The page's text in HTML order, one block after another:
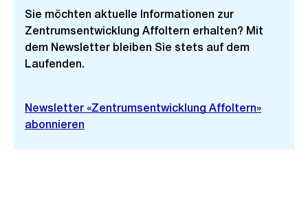
Sie möchten aktuelle Informationen zur
Zentrumsentwicklung Affoltern erhalten? Mit
dem Newsletter bleiben Sie stets auf dem
Laufenden.
Newsletter «Zentrumsentwicklung Affoltern»
abonnieren